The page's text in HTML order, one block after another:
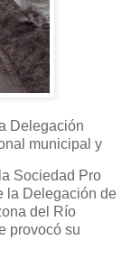
Delegación
municipal y
Sociedad Pro
la Delegación de
del Río
provocó su